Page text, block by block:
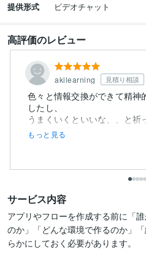
提供形式 ビデオチャット
高評価のレビュー
akilearning 見積り相談
色々と情報交換ができて精神
したし、
うまくいくといいな、、と祈
また、趣旨と外れ...
もっと見る
サービス内容
アプリやフローを作成する前に「
のか」「どんな環境で作るのか」
らかにしておく必要があります。